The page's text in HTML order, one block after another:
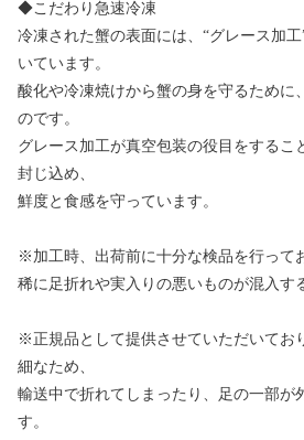
◆こだわり急速冷凍
冷凍された蟹の表面には、“グレース加
いています。
酸化や冷凍焼けから蟹の身を守るために
のです。
グレース加工が真空包装の役目をするこ
封じ込め、
鮮度と食感を守っています。
※加工時、出荷前に十分な検品を行って
稀に足折れや実入りの悪いものが混入す
※正規品として提供させていただいてお
細なため、
輸送中で折れてしまったり、足の一部が
す。